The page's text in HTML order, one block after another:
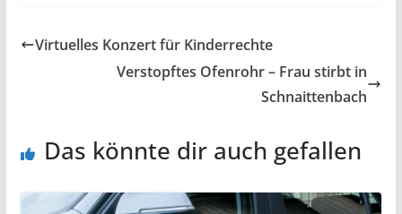
Virtuelles Konzert für Kinderrechte
Verstopftes Ofenrohr – Frau stirbt in
Schnaittenbach
Das könnte dir auch gefallen